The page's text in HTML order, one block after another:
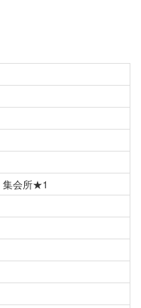
会所★1